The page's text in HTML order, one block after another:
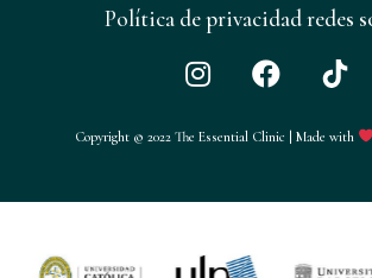
Política de privacidad redes
I
s
F
c
T
k
Copyright © 2022 The Essential Clinic | Made with